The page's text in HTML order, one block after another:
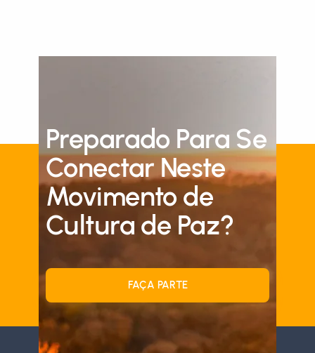
Preparado Para Se
Conectar Neste
Movimento de
Cultura de Paz?
FAÇA PARTE